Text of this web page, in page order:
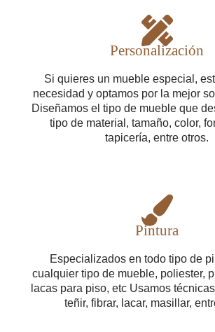
Personalización
Si quieres un mueble especial,
necesidad y optamos por la mejor
Diseñamos el tipo de mueble que
tipo de material, tamaño, color,
tapicería, entre otros.
Pintura
Especializados en todo tipo de
cualquier tipo de mueble, poliester,
lacas para piso, etc Usamos
teñir, fibrar, lacar, masillar,